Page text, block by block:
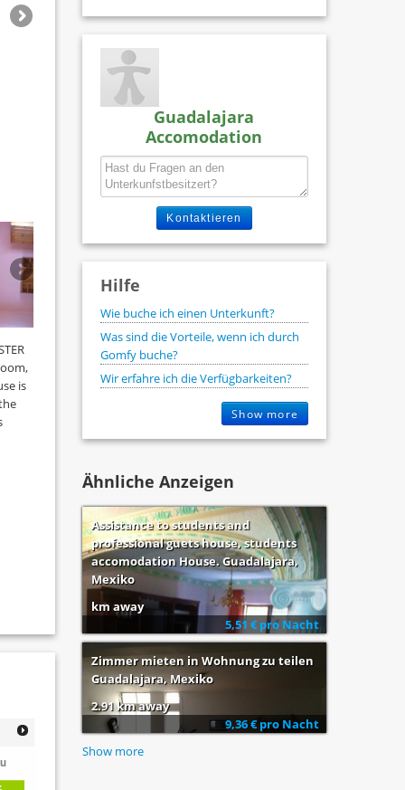
is
Guadalajara
Accomodation
Kontaktieren
Hilfe
Wie buche ich einen Unterkunft?
Was sind die Vorteile, wenn ich durch
Gomfy buche?
Wir erfahre ich die Verfügbarkeiten?
Show more
Ähnliche Anzeigen
Assistance to students and
professional guets house, students
accomodation House. Guadalajara,
Mexiko
km away
5,51 € pro Nacht
Zimmer mieten in Wohnung zu teilen
Guadalajara, Mexiko
2.91 km away
9,36 € pro Nacht
Show more